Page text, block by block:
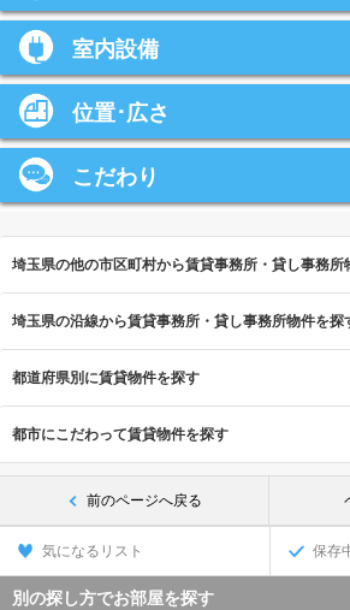
室内設備
位置･広さ
こだわり
埼玉県の他の市区町村から賃貸事務所・貸し事務所
埼玉県の沿線から賃貸事務所・貸し事務所物件を探
都道府県別に賃貸物件を探す
都市にこだわって賃貸物件を探す
前のページへ戻る
気になるリスト 保存
別の探し方でお部屋を探す